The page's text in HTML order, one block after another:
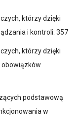
którzy dzięki
i kontroli: 357
którzy dzięki
obowiązków
podstawową
w